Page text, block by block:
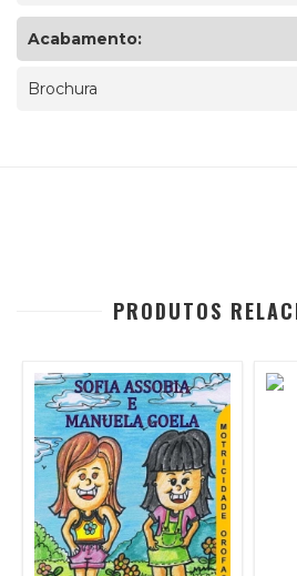
Acabamento:
Brochura
PRODUTOS